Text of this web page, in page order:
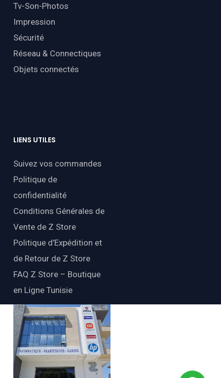
Tv-Son-Photos
Impression
Sécurité
Réseau & Connectiques
Objets connectés
LIENS UTILES
Suivez vos commandes
Politique de
confidentialité
Conditions Générales de
Vente de Z Store
Politique d’Expédition et
de Retour de Z Store
FAQ Z Store – Boutique
en Ligne Tunisie